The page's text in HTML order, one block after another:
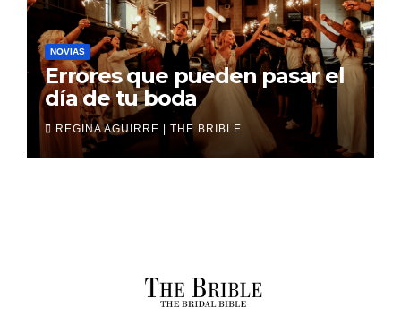
NOVIAS
Errores que pueden pasar el
día de tu boda
REGINA AGUIRRE | THE BRIBLE